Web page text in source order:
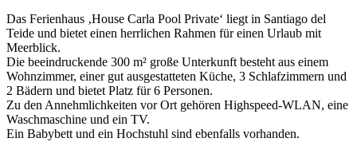
Das Ferienhaus ‚House Carla Pool Private‘ liegt in Santiago del
Teide und bietet einen herrlichen Rahmen für einen Urlaub mit
Meerblick.
Die beeindruckende 300 m² große Unterkunft besteht aus einem
Wohnzimmer, einer gut ausgestatteten Küche, 3 Schlafzimmern und
2 Bädern und bietet Platz für 6 Personen.
Zu den Annehmlichkeiten vor Ort gehören Highspeed-WLAN, eine
Waschmaschine und ein TV.
Ein Babybett und ein Hochstuhl sind ebenfalls vorhanden.